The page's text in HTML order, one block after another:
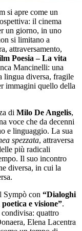
si apre come un
il cinema
un giorno, in uno
si limitano a
attraversamento,
Poesia – La vita
Mancinelli: una
lingua diversa, fragile
immagini quello della
di Milo De Angelis,
voce che da decenni
e linguaggio. La sua
spezzata, attraversa
più radicali
Il suo incontro
diversa, in cui la
Sympò con “Dialoghi
e visione”.
quattro
Elena Lacentra